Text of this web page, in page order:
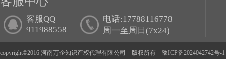
客服QQ
911988558
电话:17788116778
周一至周日(7x24)
copyright©2016 河南万企知识产权代理有限公司 版权所有 豫ICP备2024042742号-1